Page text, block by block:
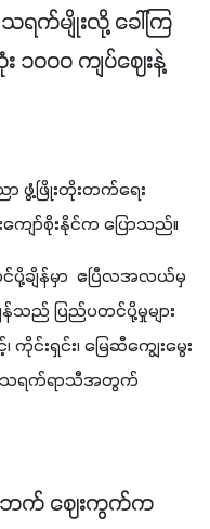
ရက်မျိုးလို့ ခေါ်ကြ
၀၀၀ ကျပ်ဈေးနဲ့
ဖွံ့ဖြိုးတိုးတက်ရေး
ော်စိုးနိုင်က ပြောသည်။
ချိန်မှာ  ဧပြီလအလယ်မှ
ည် ပြည်ပတင်ပို့မှုများ
ကိုင်းရှင်း၊ မြေဆီကျွေးမွေး
သရက်ရာသီအတွက်
ဘက် ဈေးကွက်က